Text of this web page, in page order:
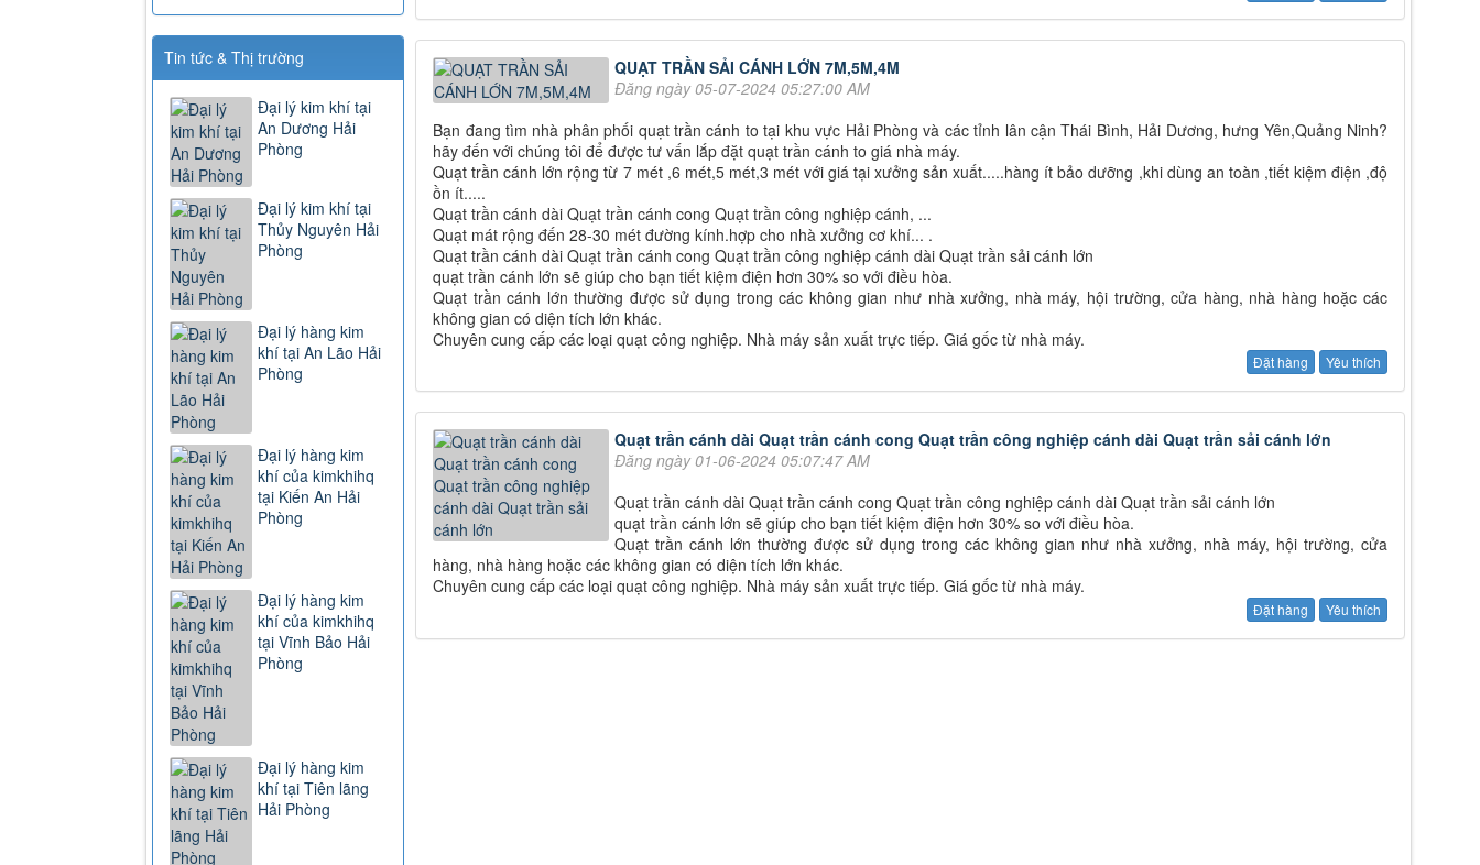
QUẠT TRẦN SẢI CÁNH LỚN 7M,5M,4M
Đăng ngày 05-07-2024 05:27:00 AM
Bạn đang tìm nhà phân phối quạt trần cánh to tại khu vực Hải Phòng và các tỉnh lân cận Thái Bình, Hải Dương, hưng Yên,Quảng Ninh?
hãy đến với chúng tôi để được tư vấn lắp đặt quạt trần cánh to giá nhà máy.
Quạt trần cánh lớn rộng từ 7 mét ,6 mét,5 mét,3 mét với giá tại xưởng sản xuất.....hàng ít bảo dưỡng ,khi dùng an toàn ,tiết kiệm điện ,độ
ồn ít.....
Quạt trần cánh dài Quạt trần cánh cong Quạt trần công nghiệp cánh, ...
Quạt mát rộng đến 28-30 mét đường kính.hợp cho nhà xưởng cơ khí... .
Quạt trần cánh dài Quạt trần cánh cong Quạt trần công nghiệp cánh dài Quạt trần sải cánh lớn
quạt trần cánh lớn sẽ giúp cho bạn tiết kiệm điện hơn 30% so với điều hòa.
Quạt trần cánh lớn thường được sử dụng trong các không gian như nhà xưởng, nhà máy, hội trường, cửa hàng, nhà hàng hoặc các
không gian có diện tích lớn khác.
Chuyên cung cấp các loại quạt công nghiệp. Nhà máy sản xuất trực tiếp. Giá gốc từ nhà máy.
Đặt hàng Yêu thích
Quạt trần cánh dài Quạt trần cánh cong Quạt trần công nghiệp cánh dài Quạt trần sải cánh lớn
Đăng ngày 01-06-2024 05:07:47 AM
Quạt trần cánh dài Quạt trần cánh cong Quạt trần công nghiệp cánh dài Quạt trần sải cánh lớn
quạt trần cánh lớn sẽ giúp cho bạn tiết kiệm điện hơn 30% so với điều hòa.
Quạt trần cánh lớn thường được sử dụng trong các không gian như nhà xưởng, nhà máy, hội trường, cửa
hàng, nhà hàng hoặc các không gian có diện tích lớn khác.
Chuyên cung cấp các loại quạt công nghiệp. Nhà máy sản xuất trực tiếp. Giá gốc từ nhà máy.
Đặt hàng Yêu thích
Tin tức & Thị trường
Đại lý kim khí tại
An Dương Hải
Phòng
Đại lý kim khí tại
Thủy Nguyên Hải
Phòng
Đại lý hàng kim
khí tại An Lão Hải
Phòng
Đại lý hàng kim
khí của kimkhihq
tại Kiến An Hải
Phòng
Đại lý hàng kim
khí của kimkhihq
tại Vĩnh Bảo Hải
Phòng
Đại lý hàng kim
khí tại Tiên lãng
Hải Phòng